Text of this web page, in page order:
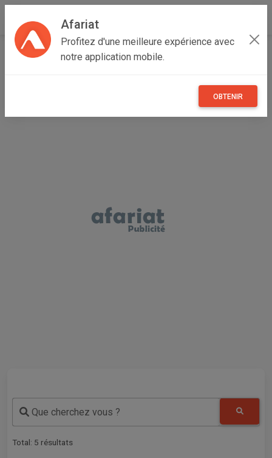
Afariat
Profitez d'une meilleure expérience avec
notre application mobile.
OBTENIR
Accueil Recherche Grand Centre
Que cherchez vous ?
Total: 5 résultats